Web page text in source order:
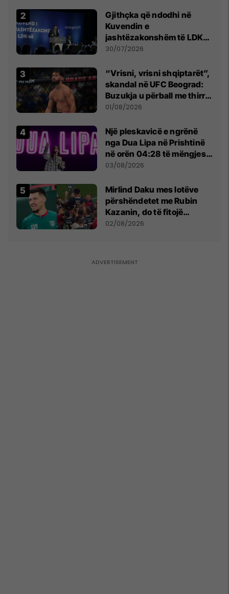
Gjithçka që ndodhi në
Kuvendin e
jashtëzakonshëm të LDK-
së
30/07/2026
“Vrisni, vrisni shqiptarët”,
skandal në UFC Beograd:
Buzukja u përball me thirrje
anti-shqiptare nga
01/08/2026
Një pleskavicë e ngrënë
nga Dua Lipa në Prishtinë
në orën 04:28 të mëngjesit
- dhe bota digjitale serbe
03/08/2026
Mirlind Daku mes lotëve
përshëndetet me Rubin
Kazanin, do të fitojë
miliona te Spartak Moska
02/08/2026